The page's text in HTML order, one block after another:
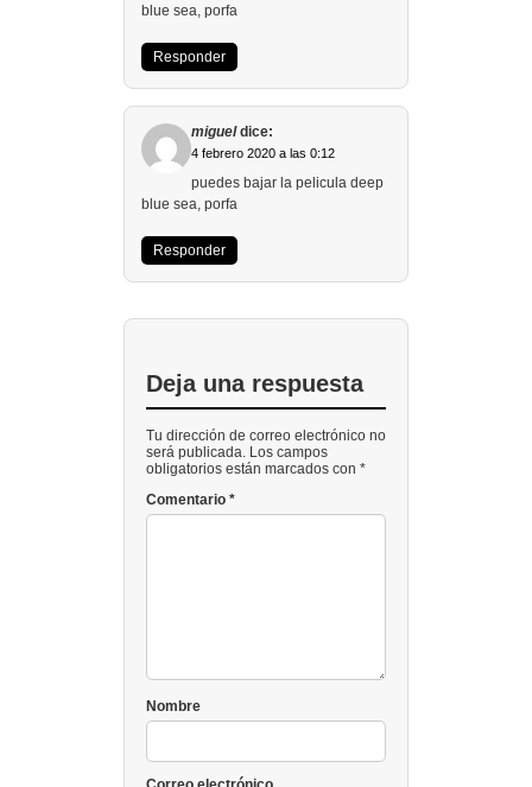
blue sea, porfa
Responder
miguel dice:
4 febrero 2020 a las 0:12
puedes bajar la pelicula deep
blue sea, porfa
Responder
Deja una respuesta
Tu dirección de correo electrónico no
será publicada. Los campos
obligatorios están marcados con *
Comentario *
Nombre